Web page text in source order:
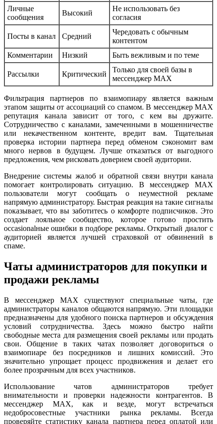
Личные
сообщения
Высокий
Не использовать без
согласия
Посты в канал Средний
Чередовать с обычным
контентом
Комментарии
Низкий Быть вежливым и по теме
Рассылки Критический
Только для своей базы в
мессенджер MAX
Фильтрация партнеров по взаимопиару является важным
этапом защиты от ассоциаций со спамом. В мессенджер MAX
репутация канала зависит от того, с кем вы дружите.
Сотрудничество с каналами, замеченными в мошенничестве
или некачественном контенте, вредит вам. Тщательная
проверка истории партнера перед обменом сэкономит вам
много нервов в будущем. Лучше отказаться от выгодного
предложения, чем рисковать доверием своей аудитории.
Внедрение системы жалоб и обратной связи внутри канала
помогает контролировать ситуацию. В мессенджер MAX
пользователи могут сообщать о неуместной рекламе
напрямую администратору. Быстрая реакция на такие сигналы
показывает, что вы заботитесь о комфорте подписчиков. Это
создает лояльное сообщество, которое готово простить
occasionalные ошибки в подборе рекламы. Открытый диалог с
аудиторией является лучшей страховкой от обвинений в
спаме.
Чаты администраторов для покупки и
продажи рекламы
В мессенджер MAX существуют специальные чаты, где
администраторы каналов общаются напрямую. Эти площадки
предназначены для удобного поиска партнеров и обсуждения
условий сотрудничества. Здесь можно быстро найти
свободные места для размещения своей рекламы или продать
свои. Общение в таких чатах позволяет договориться о
взаимопиаре без посредников и лишних комиссий. Это
значительно упрощает процесс продвижения и делает его
более прозрачным для всех участников.
Использование чатов администраторов требует
внимательности и проверки надежности контрагентов. В
мессенджер MAX, как и везде, могут встречаться
недобросовестные участники рынка рекламы. Всегда
проверяйте статистику канала партнера перед оплатой или